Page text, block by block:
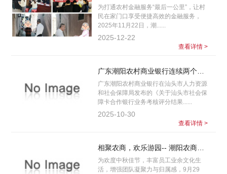
为打通农村金融服务“最后一公里”，让村
民在家门口享受便捷高效的金融服务，
2025年11月22日，潮......
2025-12-22
查看详情 >
广东潮阳农村商业银行连续两个季度斩获汕头市社会保障卡合作银行业务考核A组第一名
广东潮阳农村商业银行在汕头市人力资源
和社会保障局发布的《关于汕头市社会保
障卡合作银行业务考核评分结果......
2025-10-30
查看详情 >
相聚农商，欢乐游园-- 潮阳农商银行圆满举行中秋主题游园会活动
为欢度中秋佳节，丰富员工业余文化生
活，增强团队凝聚力与归属感，9月29